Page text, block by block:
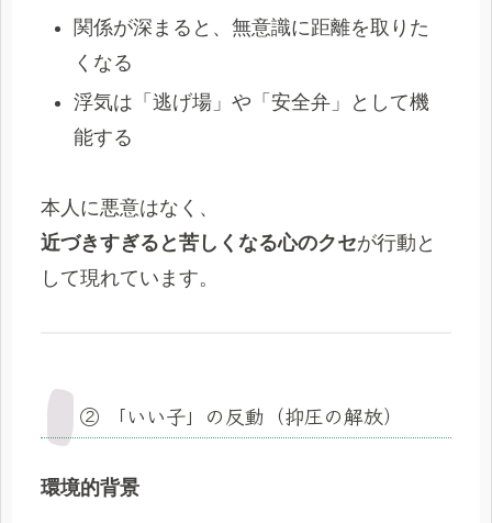
関係が深まると、無意識に距離を取りた
くなる
浮気は「逃げ場」や「安全弁」として機
能する
本人に悪意はなく、
近づきすぎると苦しくなる心のクセが行動と
して現れています。
② 「いい子」の反動（抑圧の解放）
環境的背景